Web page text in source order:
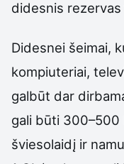
didesnis
Didesnei šeimai,
kompiuteriai,
galbūt dar
gali būti 300–500
šviesolaidį ir